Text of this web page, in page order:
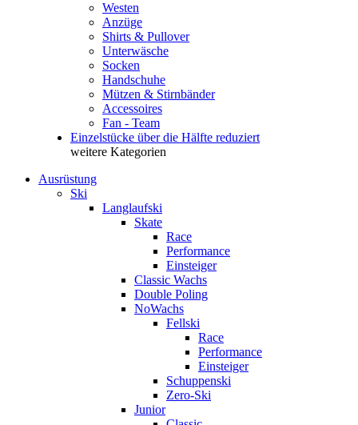
Westen
Anzüge
Shirts & Pullover
Unterwäsche
Socken
Handschuhe
Mützen & Stirnbänder
Accessoires
Fan - Team
Einzelstücke über die Hälfte reduziert
weitere Kategorien
Ausrüstung
Ski
Langlaufski
Skate
Race
Performance
Einsteiger
Classic Wachs
Double Poling
NoWachs
Fellski
Race
Performance
Einsteiger
Schuppenski
Zero-Ski
Junior